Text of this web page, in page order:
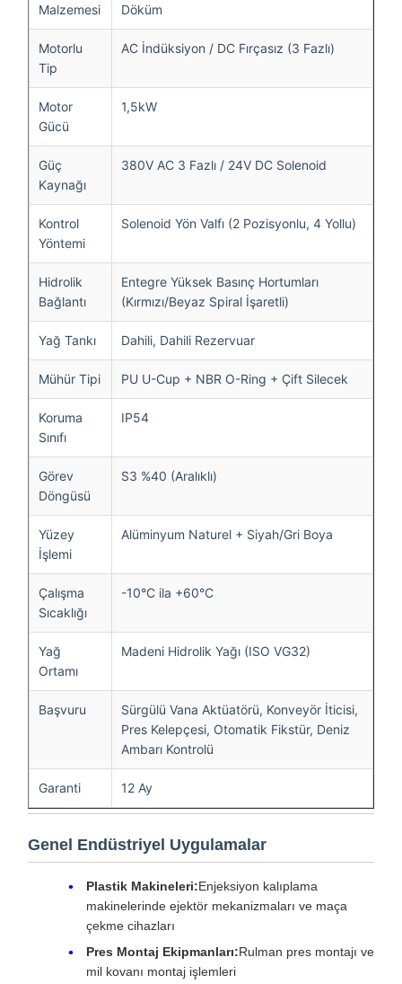
Malzemesi
Döküm
Motorlu
Tip
AC İndüksiyon / DC Fırçasız (3 Fazlı)
Motor
Gücü
1,5kW
Güç
Kaynağı
380V AC 3 Fazlı / 24V DC Solenoid
Kontrol
Yöntemi
Solenoid Yön Valfı (2 Pozisyonlu, 4 Yollu)
Hidrolik
Bağlantı
Entegre Yüksek Basınç Hortumları
(Kırmızı/Beyaz Spiral İşaretli)
Yağ Tankı Dahili, Dahili Rezervuar
Mühür Tipi PU U-Cup + NBR O-Ring + Çift Silecek
Koruma
Sınıfı
IP54
Görev
Döngüsü
S3 %40 (Aralıklı)
Yüzey
İşlemi
Alüminyum Naturel + Siyah/Gri Boya
Çalışma
Sıcaklığı
-10°C ila +60°C
Yağ
Ortamı
Madeni Hidrolik Yağı (ISO VG32)
Başvuru
Sürgülü Vana Aktüatörü, Konveyör İticisi,
Pres Kelepçesi, Otomatik Fikstür, Deniz
Ambarı Kontrolü
Garanti 12 Ay
Genel Endüstriyel Uygulamalar
Plastik Makineleri:Enjeksiyon kalıplama
makinelerinde ejektör mekanizmaları ve maça
çekme cihazları
Pres Montaj Ekipmanları:Rulman pres montajı ve
mil kovanı montaj işlemleri